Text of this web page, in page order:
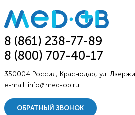
8 (861) 238-77-89
8 (800) 707-40-17
350004 Россия, Краснодар, ул.
e-mail: info@med-ob.ru
ОБРАТНЫЙ ЗВОНОК